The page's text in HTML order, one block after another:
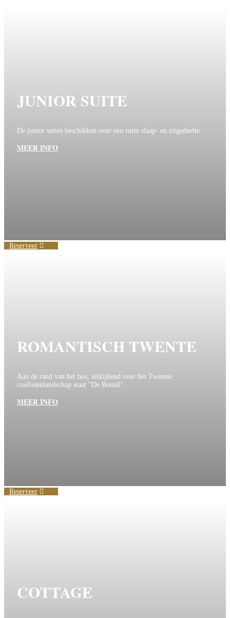
JUNIOR SUITE
De junior suites beschikken over een ruim slaap- en zitgedeelte.
MEER INFO
Reserveer
ROMANTISCH TWENTE
Aan de rand van het bos, uitkijkend over het Twentse
coulissenlandschap staat ”De Bosuil”.
MEER INFO
Reserveer
COTTAGE